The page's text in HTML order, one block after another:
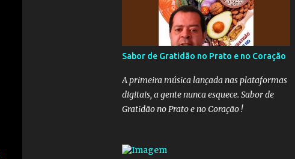
ideia é aumentar o percentual de
recolhimento para 14%. De acordo com a
publicação, a reforma da Previdência Social
também está sendo analisada pelos
governadores, que querem subir a taxa de
recolhimento. Nesse caso, seriam atingidos
os inativos da União e dos estados.
Atualmente, o teto do INSS é de R$ 5.189,82
Sabor de Gratidão no Prato e no Coração
A primeira música lançada nas plataformas
digitais, a gente nunca esquece. Sabor de
Gratidão no Prato e no Coração !